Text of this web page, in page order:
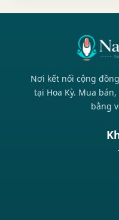
Nơi kết nối cộng
tại Hoa Kỳ. Mua
bằng